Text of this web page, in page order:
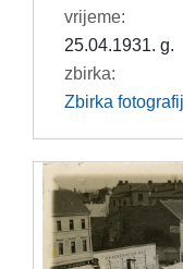
vrijeme:
25.04.1931. g.
zbirka:
Zbirka